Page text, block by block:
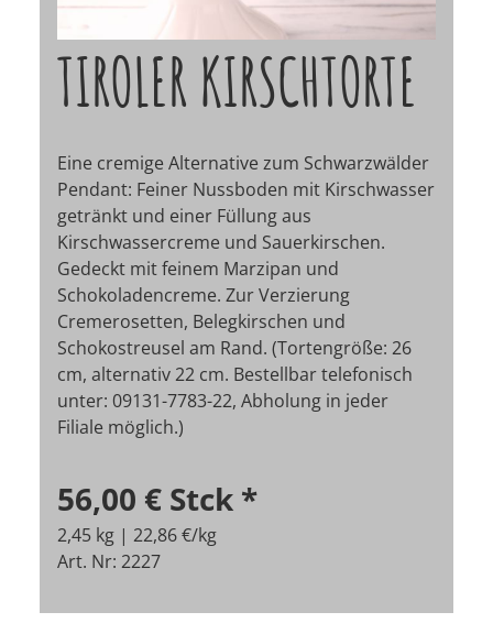
TIROLER KIRSCHTORTE
Eine cremige Alternative zum Schwarzwälder
Pendant: Feiner Nussboden mit Kirschwasser
getränkt und einer Füllung aus
Kirschwassercreme und Sauerkirschen.
Gedeckt mit feinem Marzipan und
Schokoladencreme. Zur Verzierung
Cremerosetten, Belegkirschen und
Schokostreusel am Rand. (Tortengröße: 26
cm, alternativ 22 cm. Bestellbar telefonisch
unter: 09131-7783-22, Abholung in jeder
Filiale möglich.)
56,00 € Stck *
2,45 kg | 22,86 €/kg
Art. Nr: 2227